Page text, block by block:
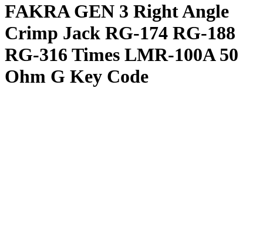
FAKRA GEN 3 Right Angle
Crimp Jack RG-174 RG-188
RG-316 Times LMR-100A 50
Ohm G Key Code